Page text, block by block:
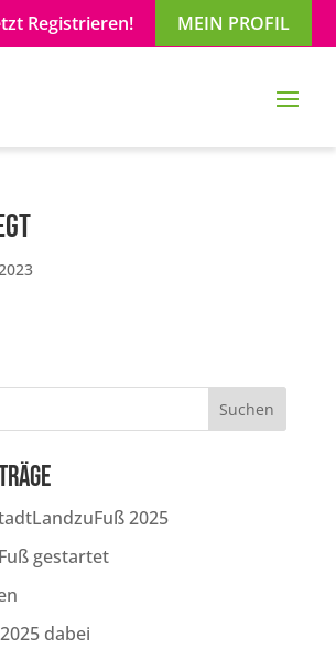
Registrieren! MEIN PROFIL
Suchen
2025
gestartet
dabei